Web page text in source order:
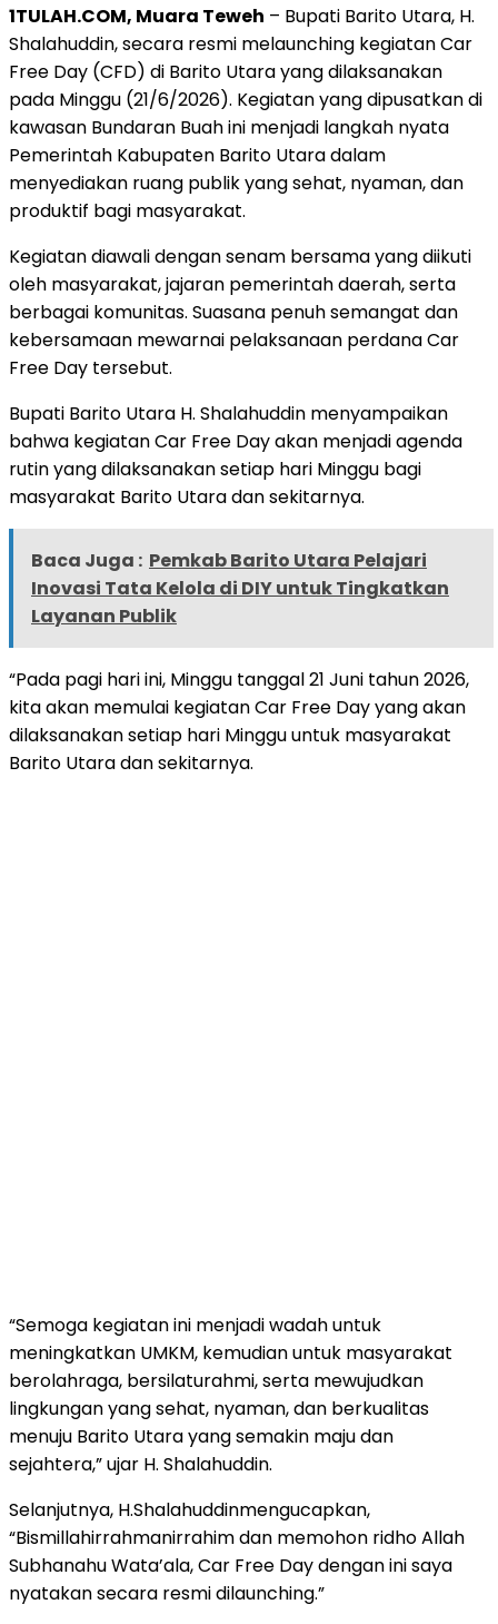
1TULAH.COM, Muara Teweh – Bupati Barito Utara, H.
Shalahuddin, secara resmi melaunching kegiatan Car
Free Day (CFD) di Barito Utara yang dilaksanakan
pada Minggu (21/6/2026). Kegiatan yang dipusatkan di
kawasan Bundaran Buah ini menjadi langkah nyata
Pemerintah Kabupaten Barito Utara dalam
menyediakan ruang publik yang sehat, nyaman, dan
produktif bagi masyarakat.
Kegiatan diawali dengan senam bersama yang diikuti
oleh masyarakat, jajaran pemerintah daerah, serta
berbagai komunitas. Suasana penuh semangat dan
kebersamaan mewarnai pelaksanaan perdana Car
Free Day tersebut.
Bupati Barito Utara H. Shalahuddin menyampaikan
bahwa kegiatan Car Free Day akan menjadi agenda
rutin yang dilaksanakan setiap hari Minggu bagi
masyarakat Barito Utara dan sekitarnya.
Baca Juga : Pemkab Barito Utara Pelajari
Inovasi Tata Kelola di DIY untuk Tingkatkan
Layanan Publik
“Pada pagi hari ini, Minggu tanggal 21 Juni tahun 2026,
kita akan memulai kegiatan Car Free Day yang akan
dilaksanakan setiap hari Minggu untuk masyarakat
Barito Utara dan sekitarnya.
“Semoga kegiatan ini menjadi wadah untuk
meningkatkan UMKM, kemudian untuk masyarakat
berolahraga, bersilaturahmi, serta mewujudkan
lingkungan yang sehat, nyaman, dan berkualitas
menuju Barito Utara yang semakin maju dan
sejahtera,” ujar H. Shalahuddin.
Selanjutnya, H.Shalahuddinmengucapkan,
“Bismillahirrahmanirrahim dan memohon ridho Allah
Subhanahu Wata’ala, Car Free Day dengan ini saya
nyatakan secara resmi dilaunching.”